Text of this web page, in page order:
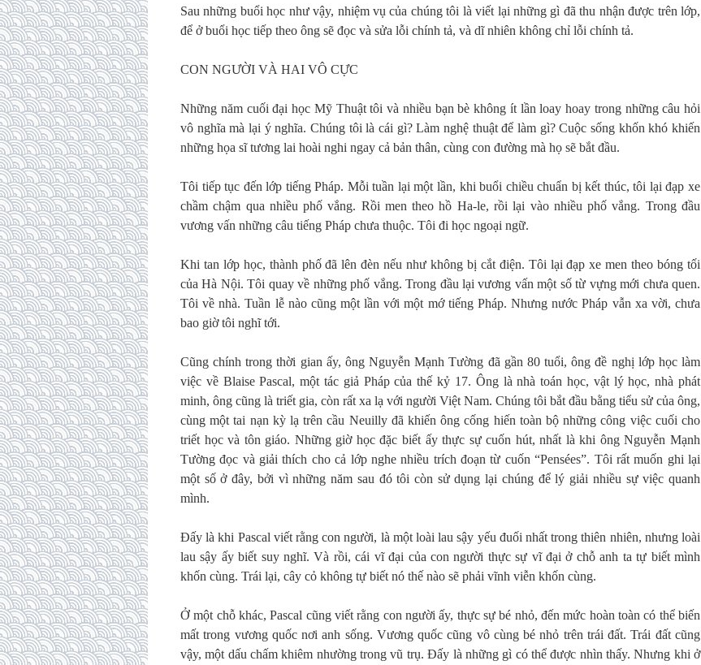
Sau những buổi học như vậy, nhiệm vụ của chúng tôi là viết lại những gì đã thu nhận được trên lớp,
để ở buổi học tiếp theo ông sẽ đọc và sửa lỗi chính tả, và dĩ nhiên không chỉ lỗi chính tả.
CON NGƯỜI VÀ HAI VÔ CỰC
Những năm cuối đại học Mỹ Thuật tôi và nhiều bạn bè không ít lần loay hoay trong những câu hỏi
vô nghĩa mà lại ý nghĩa. Chúng tôi là cái gì? Làm nghệ thuật để làm gì? Cuộc sống khốn khó khiến
những họa sĩ tương lai hoài nghi ngay cả bản thân, cùng con đường mà họ sẽ bắt đầu.
Tôi tiếp tục đến lớp tiếng Pháp. Mỗi tuần lại một lần, khi buổi chiều chuẩn bị kết thúc, tôi lại đạp xe
chầm chậm qua nhiều phố vắng. Rồi men theo hồ Ha-le, rồi lại vào nhiều phố vắng. Trong đầu
vương vấn những câu tiếng Pháp chưa thuộc. Tôi đi học ngoại ngữ.
Khi tan lớp học, thành phố đã lên đèn nếu như không bị cắt điện. Tôi lại đạp xe men theo bóng tối
của Hà Nội. Tôi quay về những phố vắng. Trong đầu lại vương vấn một số từ vựng mới chưa quen.
Tôi về nhà. Tuần lễ nào cũng một lần với một mớ tiếng Pháp. Nhưng nước Pháp vẫn xa vời, chưa
bao giờ tôi nghĩ tới.
Cũng chính trong thời gian ấy, ông Nguyễn Mạnh Tường đã gần 80 tuổi, ông đề nghị lớp học làm
việc về Blaise Pascal, một tác giả Pháp của thế kỷ 17. Ông là nhà toán học, vật lý học, nhà phát
minh, ông cũng là triết gia, còn rất xa lạ với người Việt Nam. Chúng tôi bắt đầu bằng tiểu sử của ông,
cùng một tai nạn kỳ lạ trên cầu Neuilly đã khiến ông cống hiến toàn bộ những công việc cuối cho
triết học và tôn giáo. Những giờ học đặc biết ấy thực sự cuốn hút, nhất là khi ông Nguyễn Mạnh
Tường đọc và giải thích cho cả lớp nghe nhiều trích đoạn từ cuốn “Pensées”. Tôi rất muốn ghi lại
một số ở đây, bởi vì những năm sau đó tôi còn sử dụng lại chúng để lý giải nhiều sự việc quanh
mình.
Đấy là khi Pascal viết rằng con người, là một loài lau sậy yếu đuối nhất trong thiên nhiên, nhưng loài
lau sậy ấy biết suy nghĩ. Và rồi, cái vĩ đại của con người thực sự vĩ đại ở chỗ anh ta tự biết mình
khốn cùng. Trái lại, cây cỏ không tự biết nó thế nào sẽ phải vĩnh viễn khốn cùng.
Ở một chỗ khác, Pascal cũng viết rằng con người ấy, thực sự bé nhỏ, đến mức hoàn toàn có thể biến
mất trong vương quốc nơi anh sống. Vương quốc cũng vô cùng bé nhỏ trên trái đất. Trái đất cũng
vậy, một dấu chấm khiêm nhường trong vũ trụ. Đấy là những gì có thể được nhìn thấy. Nhưng khi ở